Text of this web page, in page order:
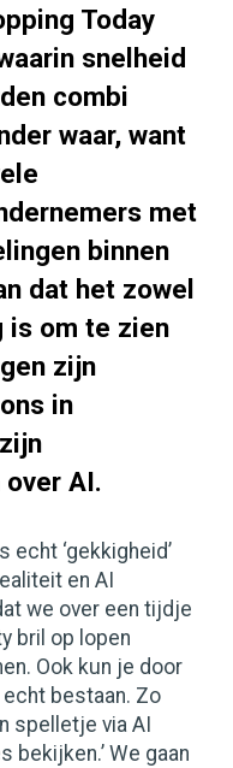
Today
snelheid
combi
waar, want
met
binnen
dat het zowel
is om te zien
zijn
in
AI.
echt ‘gekkigheid’
en AI
we over een tijdje
bril op lopen
Ook kun je door
bestaan. Zo
spelletje via AI
We gaan